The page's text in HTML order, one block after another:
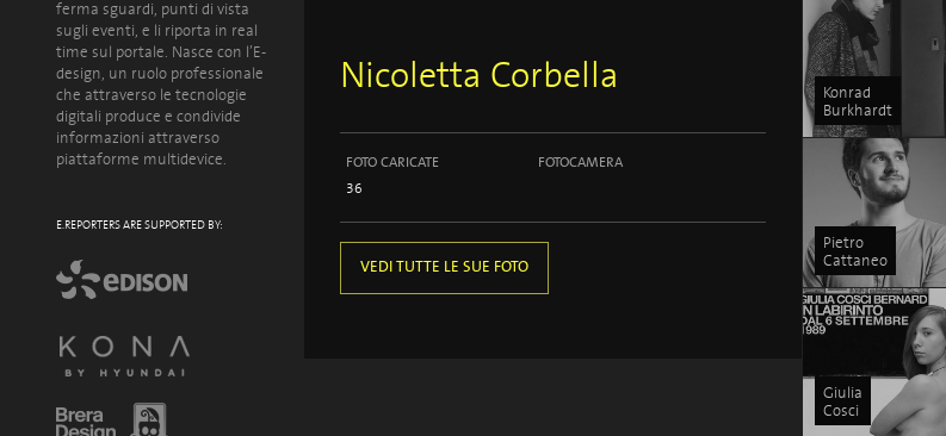
ferma sguardi, punti di vista
sugli eventi, e li riporta in real
time sul portale. Nasce con l’E-
design, un ruolo professionale
che attraverso le tecnologie
digitali produce e condivide
informazioni attraverso
piattaforme multidevice.
E.REPORTERS ARE SUPPORTED BY:
Nicoletta Corbella
FOTO CARICATE
36
FOTOCAMERA
VEDI TUTTE LE SUE FOTO
Konrad
Burkhardt
Pietro
Cattaneo
Giulia
Cosci